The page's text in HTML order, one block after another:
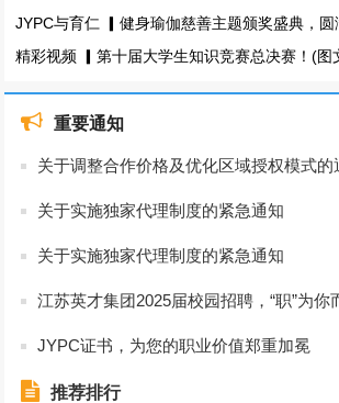
JYPC与育仁 ▎健身瑜伽慈善主题颁奖盛典，圆
精彩视频 ▎第十届大学生知识竞赛总决赛！(图
重要通知
关于调整合作价格及优化区域授权模式的
关于实施独家代理制度的紧急通知
关于实施独家代理制度的紧急通知
江苏英才集团2025届校园招聘，“职”为你
JYPC证书，为您的职业价值郑重加冕
推荐排行